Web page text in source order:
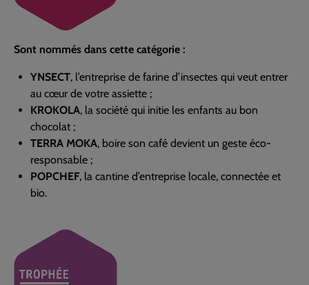
Sont nommés dans cette catégorie :
YNSECT, l’entreprise de farine d’insectes qui veut entrer
au cœur de votre assiette ;
KROKOLA, la société qui initie les enfants au bon
chocolat ;
TERRA MOKA, boire son café devient un geste éco-
responsable ;
POPCHEF, la cantine d’entreprise locale, connectée et
bio.